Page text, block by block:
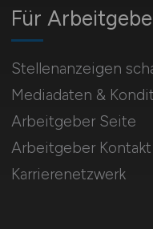
Für
Stellenanzeigen
Mediadaten &
Arbeitgeber Seite
Arbeitgeber Kontakt
Karrierenetzwerk